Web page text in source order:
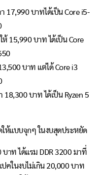
17,990 บาทได้เป็น Core i5-
15,990 บาท ได้เป็น Core
บาท แต่ได้ Core i3
18,300 บาท ได้เป็น Ryzen 5
ห้แบบจุกๆ ในงบสุดประหยัด
บาท ได้แรม DDR 3200 มาที่
ปคในงบไม่เกิน 20,000 บาท